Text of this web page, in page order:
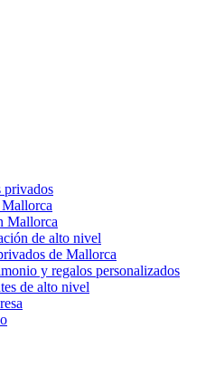
privados
Mallorca
de alto nivel
de Mallorca
y regalos personalizados
de alto nivel